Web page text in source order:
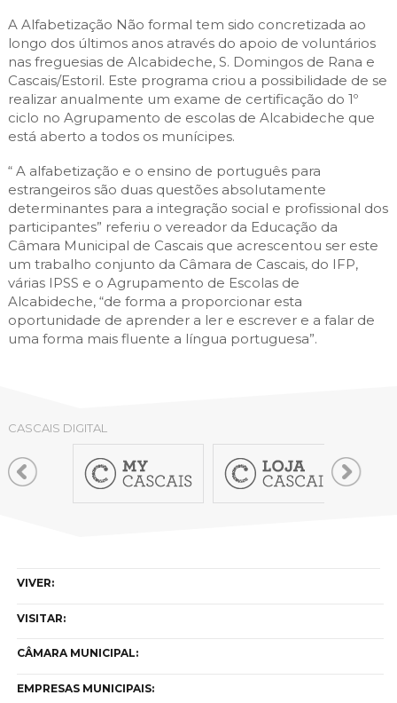
A Alfabetização Não formal tem sido concretizada ao
longo dos últimos anos através do apoio de voluntários
nas freguesias de Alcabideche, S. Domingos de Rana e
Cascais/Estoril. Este programa criou a possibilidade de se
realizar anualmente um exame de certificação do 1º
ciclo no Agrupamento de escolas de Alcabideche que
está aberto a todos os munícipes.
“ A alfabetização e o ensino de português para
estrangeiros são duas questões absolutamente
determinantes para a integração social e profissional dos
participantes” referiu o vereador da Educação da
Câmara Municipal de Cascais que acrescentou ser este
um trabalho conjunto da Câmara de Cascais, do IFP,
várias IPSS e o Agrupamento de Escolas de
Alcabideche, “de forma a proporcionar esta
oportunidade de aprender a ler e escrever e a falar de
uma forma mais fluente a língua portuguesa”.
CASCAIS DIGITAL
VIVER:
VISITAR:
CÂMARA MUNICIPAL:
EMPRESAS MUNICIPAIS: